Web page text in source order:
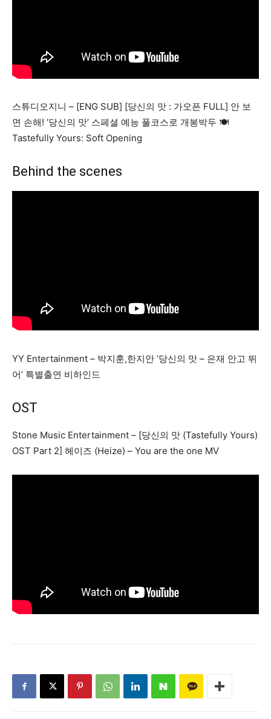
스튜디오지니 – [ENG SUB] [당신의 맛 : 가오픈 FULL] 안 보
면 손해! ‘당신의 맛’ 스페셜 예능 풀코스로 개봉박두 🍽
Tastefully Yours: Soft Opening
Behind the scenes
YY Entertainment – 박지훈,한지안 ‘당신의 맛 – 은재 안고 뛰
어’ 특별출연 비하인드
OST
Stone Music Entertainment – [당신의 맛 (Tastefully Yours)
OST Part 2] 헤이즈 (Heize) – You are the one MV